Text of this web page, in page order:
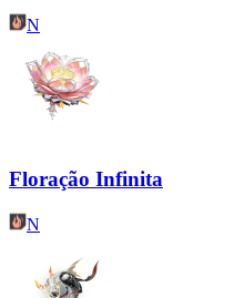
N
Floração Infinita
N